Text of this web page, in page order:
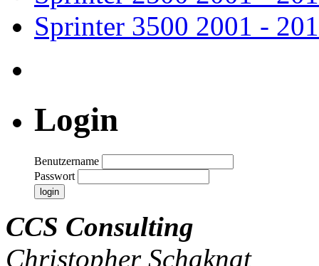
Sprinter 3500 2001 -
Login
Benutzername
Passwort
CCS Consulting
Christopher Schaknat